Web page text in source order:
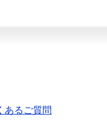
あるご質問